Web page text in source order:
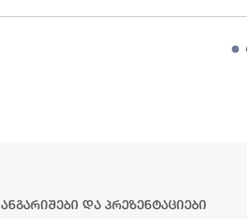
ანგარიშები და პრეზენტაციები